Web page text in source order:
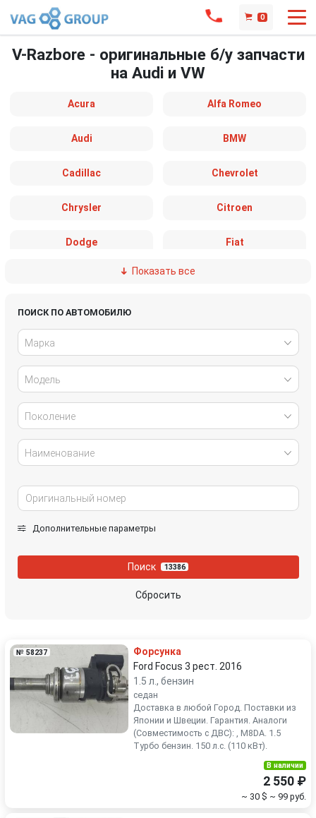
0
V-Razbore - оригинальные б/у запчасти
на Audi и VW
Acura Alfa Romeo
Audi BMW
Cadillac Chevrolet
Chrysler Citroen
Dodge Fiat
Honda
Kia
Land Rover
Mazda Mercedes-Benz
Nissan Opel
SEAT
Smart
Subaru Suzuki
Показать все
ПОИСК ПО АВТОМОБИЛЮ
Марка
Модель
Поколение
Наименование
Дополнительные параметры
Поиск 13386
Сбросить
№ 58237
Форсунка
Ford Focus 3 рест. 2016
1.5 л., бензин
седан
Доставка в любой Город. Поставки из
Японии и Швеции. Гарантия. Аналоги
(Совместимость с ДВС): , M8DA. 1.5
Турбо бензин. 150 л.с. (110 кВт).
В наличии
2 550 ₽
~ 30 $ ~ 99 руб.